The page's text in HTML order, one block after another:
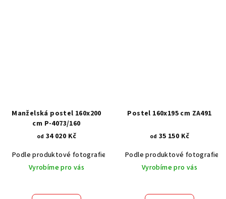
Manželská postel 160x200
cm P-4073/160
od 34 020 Kč
Podle produktové fotografie
Akát vintage BT1551
Dub světlý
Vyrobíme pro vás
Postel 160x195 cm ZA491
od 35 150 Kč
Podle produktové fotografie
Vyrobíme pro vás